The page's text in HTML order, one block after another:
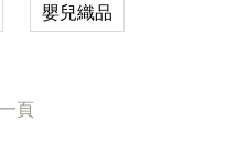
嬰兒織品
一頁